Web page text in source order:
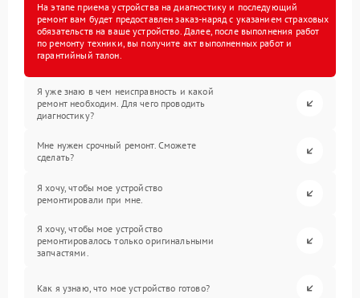
На этапе приема устройства на диагностику и последующий
ремонт вам будет предоставлен заказ-наряд с указанием страховых
обязательств на ваше устройство. Далее, после выполнения работ
по ремонту техники, вы получите акт выполненных работ и
гарантийный талон.
Я уже знаю в чем неисправность и какой
ремонт необходим. Для чего проводить
диагностику?
Мне нужен срочный ремонт. Сможете
сделать?
Я хочу, чтобы мое устройство
ремонтировали при мне.
Я хочу, чтобы мое устройство
ремонтировалось только оригинальными
запчастями.
Как я узнаю, что мое устройство готово?